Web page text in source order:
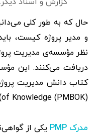
حال که به طور کلی
و مدیر پروژه کیست،
نظر مؤسسه‌ی مدیریت
دریافت می‌کنند. این
of Knowledge (PMBOK)) تعریف و کدگذاری کرده‌است.
مدرک PMP
یکی از